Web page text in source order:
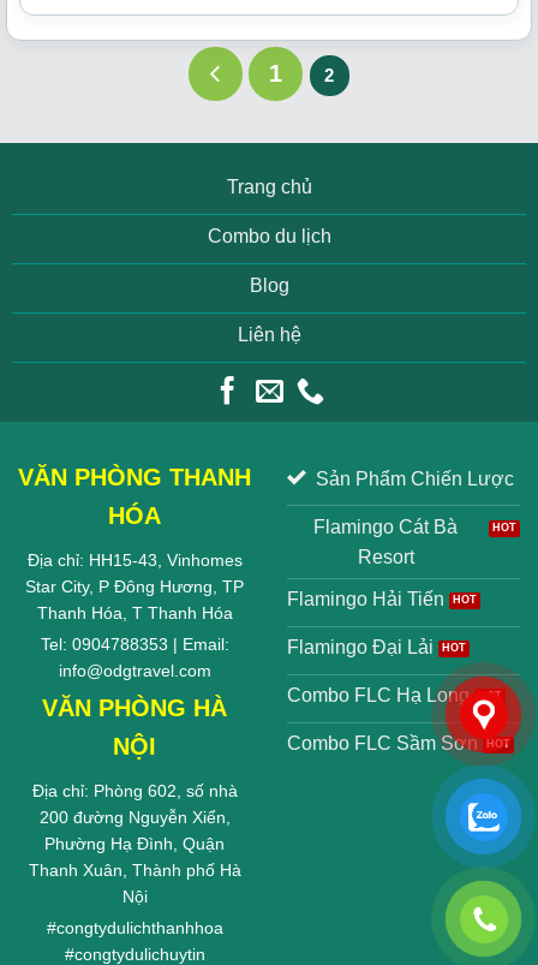
1 2
Trang chủ
Combo du lịch
Blog
Liên hệ
VĂN PHÒNG THANH
HÓA
Địa chỉ: HH15-43, Vinhomes
Star City, P Đông Hương, TP
Thanh Hóa, T Thanh Hóa
Tel: 0904788353 | Email:
info@odgtravel.com
VĂN PHÒNG HÀ
NỘI
Địa chỉ: Phòng 602, số nhà
200 đường Nguyễn Xiển,
Phường Hạ Đình, Quận
Thanh Xuân, Thành phố Hà
Nội
#congtydulichthanhhoa
#congtydulichuytin
Sản Phẩm Chiến Lược
Flamingo Cát Bà
Resort
Flamingo Hải Tiến
Flamingo Đại Lải
Combo FLC Hạ Long
Combo FLC Sầm Sơn